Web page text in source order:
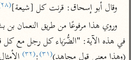
تفسير مكّي
محاسن التأويل
للقاسمي
تفسير الثعالبي
البحر المحيط
حيان
البسيط
وقال أبو إسحاق: قرنت كل [شيعة](٢٨)
في هذه الآية: "الضُّرَباء كل رجل مع كل
(٣١) (٣٢)